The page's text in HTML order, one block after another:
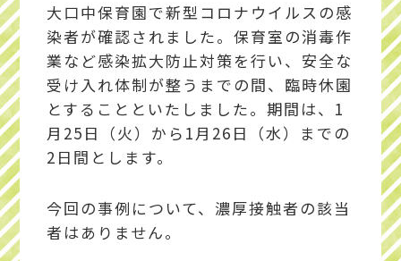
大口中保育園で新型コロナウイルスの感
染者が確認されました。保育室の消毒作
業など感染拡大防止対策を行い、安全な
受け入れ体制が整うまでの間、臨時休園
とすることといたしました。期間は、1
月25日（火）から1月26日（水）までの
2日間とします。
今回の事例について、濃厚接触者の該当
者はありません。